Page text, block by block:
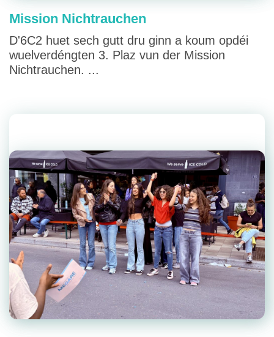
Mission Nichtrauchen
D'6C2 huet sech gutt dru ginn a koum opdéi
wuelverdéngten 3. Plaz vun der Mission
Nichtrauchen. ...